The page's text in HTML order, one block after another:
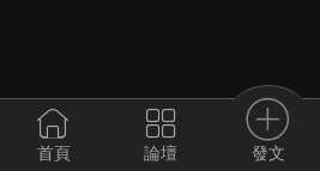
首頁 論壇 發文